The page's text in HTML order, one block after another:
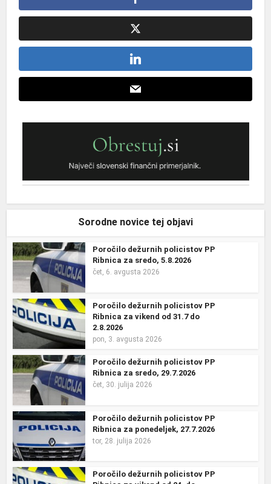
Sorodne novice tej objavi
Poročilo dežurnih policistov PP
Ribnica za sredo, 5.8.2026
čet, 6. avgusta 2026
Poročilo dežurnih policistov PP
Ribnica za vikend od 31.7 do
2.8.2026
pon, 3. avgusta 2026
Poročilo dežurnih policistov PP
Ribnica za sredo, 29.7.2026
čet, 30. julija 2026
Poročilo dežurnih policistov PP
Ribnica za ponedeljek, 27.7.2026
tor, 28. julija 2026
Poročilo dežurnih policistov PP